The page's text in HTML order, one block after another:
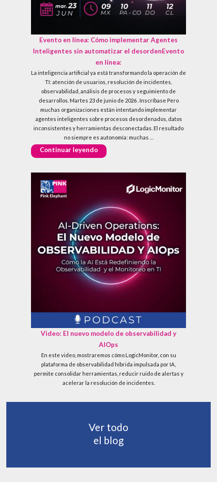
Evento en línea: Cómo implementar Agentes
Inteligentes sin automatizar el desordenEvento
en línea:
La inteligencia artificial ya está transformando la operación de
TI: atención de usuarios, resolución de incidentes,
observabilidad, análisis de procesos y seguimiento de
desarrollos. Martes 23 de junio de 2026 . Inscríbase Pero
muchas organizaciones están intentando implementar
agentes inteligentes sobre procesos desordenados, datos
inconsistentes y herramientas desconectadas. El resultado
no siempre es autonomía: muchas …
Continuar leyendo«Evento en línea:
Video: El nuevo modelo de observabilidad y
AIOps
En este video, mostraremos cómo LogicMonitor, con su
plataforma de observabilidad híbrida impulsada por IA,
permite consolidar herramientas, reducir ruido de alertas y
acelerar la resolución de incidentes.
Ver todo
el blog